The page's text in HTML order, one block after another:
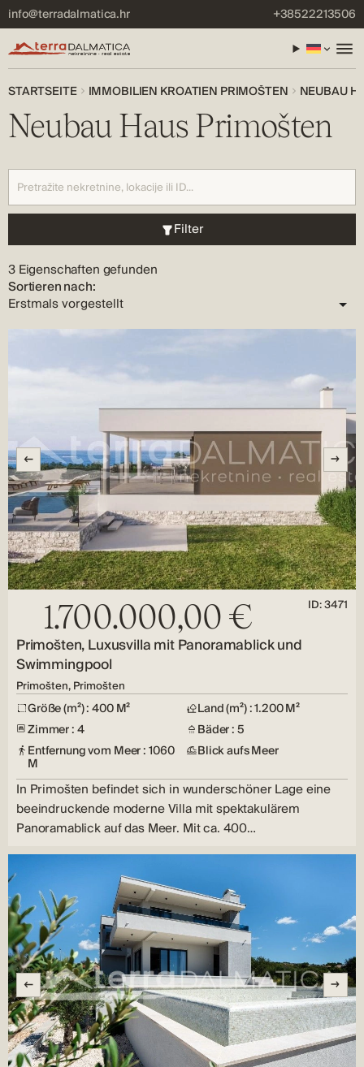
info@terradalmatica.hr +38522213506
STARTSEITE IMMOBILIEN KROATIEN PRIMOŠTEN NEUBAU
Neubau Haus Primošten
Filter
3 Eigenschaften gefunden
Sortieren nach:
1.700.000,00 € ID: 3471
Primošten, Luxusvilla mit Panoramablick und
Swimmingpool
Primošten, Primošten
Größe (m²) : 400 M²
Land (m²) : 1.200 M²
Zimmer : 4
Bäder : 5
Entfernung vom Meer : 1060
M
Blick aufs Meer
In Primošten befindet sich in wunderschöner Lage eine
beeindruckende moderne Villa mit spektakulärem
Panoramablick auf das Meer. Mit ca. 400…